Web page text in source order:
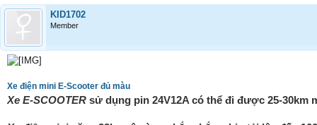
KID1702
Member
Xe điện mini E-Scooter đủ màu
Xe E-SCOOTER sử dụng pin 24V12A có thể đi được 25-30km